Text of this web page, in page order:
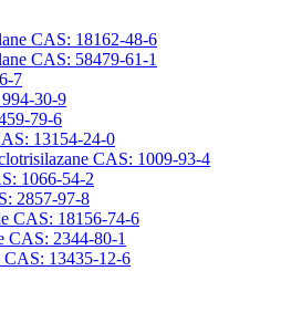
CAS: 18162-48-6
CAS: 58479-61-1
7
30-9
79-6
13154-24-0
CAS: 1009-93-4
1066-54-2
2857-97-8
CAS: 18156-74-6
CAS: 2344-80-1
13435-12-6